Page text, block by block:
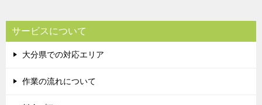
サービスについて
大分県での対応エリア
作業の流れについて